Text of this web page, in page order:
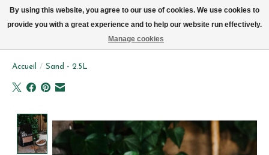
Accueil / Sand - 2.5L
Product image slideshow Items
By using this website, you agree to our use of cookies. We use cookies to
provide you with a great experience and to help our website run effectively.
Manage cookies